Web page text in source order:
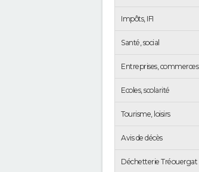
Impôts, IFI
Santé, social
Entreprises, commerces
Ecoles, scolarité
Tourisme, loisirs
Avis de décès
Déchetterie Tréouergat